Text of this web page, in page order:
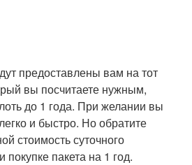
предоставлены вам на тот
вы посчитаете нужным,
до 1 года. При желании вы
и быстро. Но обратите
стоимость суточного
покупке пакета на 1 год.